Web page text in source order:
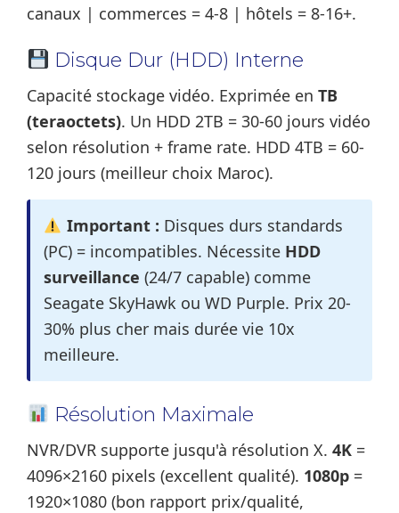
canaux | commerces = 4-8 | hôtels = 8-16+.
Disque Dur (HDD) Interne
Capacité stockage vidéo. Exprimée en TB
(teraoctets). Un HDD 2TB = 30-60 jours vidéo
selon résolution + frame rate. HDD 4TB = 60-
120 jours (meilleur choix Maroc).
Important : Disques durs standards
(PC) = incompatibles. Nécessite HDD
surveillance (24/7 capable) comme
Seagate SkyHawk ou WD Purple. Prix 20-
30% plus cher mais durée vie 10x
meilleure.
Résolution Maximale
NVR/DVR supporte jusqu'à résolution X. 4K =
4096×2160 pixels (excellent qualité). 1080p =
1920×1080 (bon rapport prix/qualité,